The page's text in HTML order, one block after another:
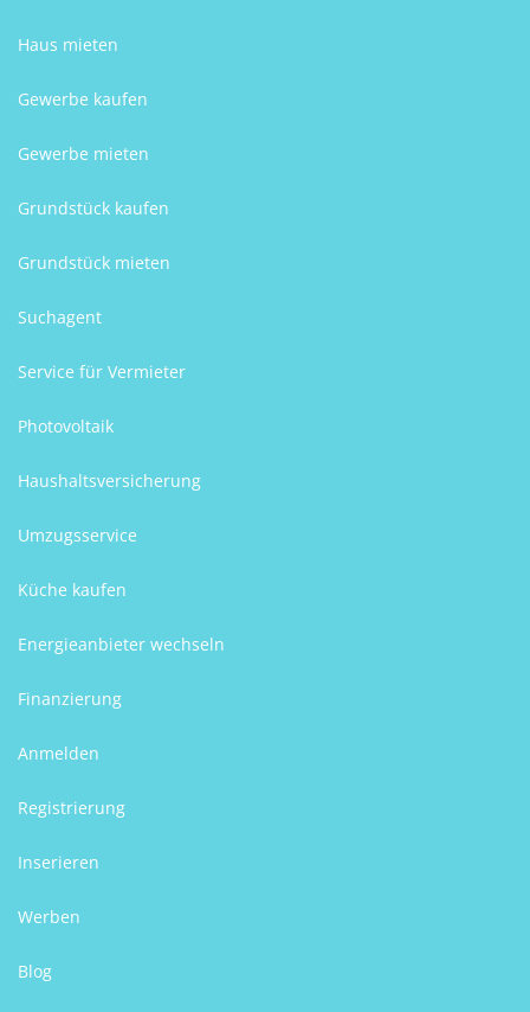
Haus mieten
Gewerbe kaufen
Gewerbe mieten
Grundstück kaufen
Grundstück mieten
Suchagent
Service für Vermieter
Photovoltaik
Haushaltsversicherung
Umzugsservice
Küche kaufen
Energieanbieter wechseln
Finanzierung
Anmelden
Registrierung
Inserieren
Werben
Blog